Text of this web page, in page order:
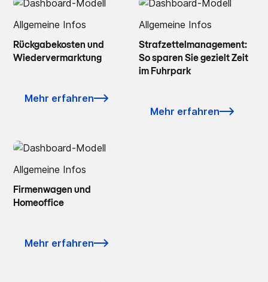
Allgemeine Infos
Rückgabekosten und
Wiedervermarktung
Mehr erfahren
Allgemeine Infos
Strafzettelmanagement:
So sparen Sie gezielt Zeit
im Fuhrpark
Mehr erfahren
Allgemeine Infos
Firmenwagen und
Homeoffice
Mehr erfahren